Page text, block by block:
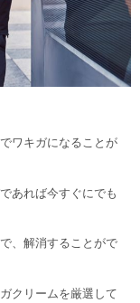
ワキガになることが
あれば今すぐにでも
、解消することがで
クリームを厳選して